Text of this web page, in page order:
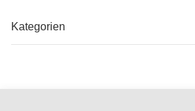
Kategorien